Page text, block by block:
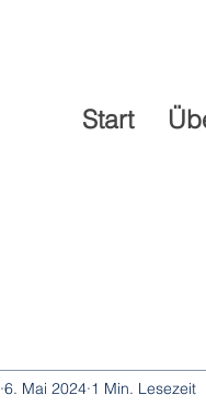
Start
6. Mai 2024 1 Min. Lesezeit